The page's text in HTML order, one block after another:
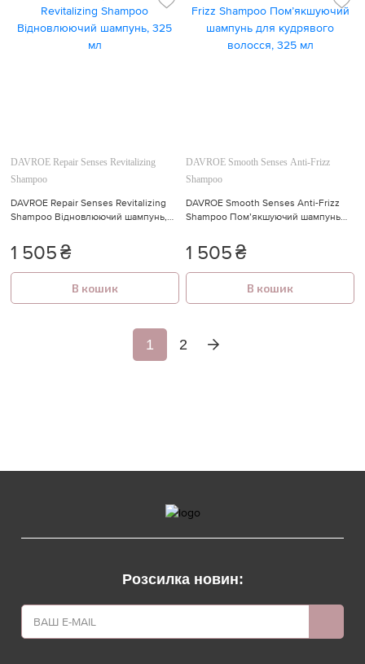
DAVROE Repair Senses Revitalizing
Shampoo
DAVROE Repair Senses Revitalizing
Shampoo Відновлюючий шампунь,
1 505₴
В кошик
DAVROE Smooth Senses Anti-Frizz
Shampoo
DAVROE Smooth Senses Anti-Frizz
Shampoo Пом’якшуючий шампунь
1 505₴
В кошик
1 2
Розсилка новин: